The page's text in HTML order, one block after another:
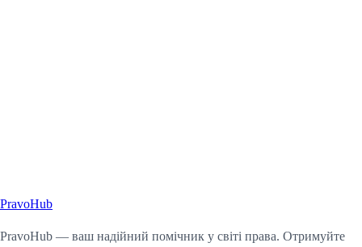
Почати консультацію
PravoHub
PravoHub — ваш надійний помічник у світі права. Отримуйте